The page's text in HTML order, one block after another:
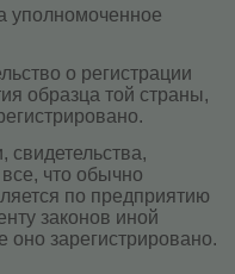
уполномоченное
о регистрации
образца той страны,
свидетельства,
что обычно
по предприятию
законов иной
оно зарегистрировано.